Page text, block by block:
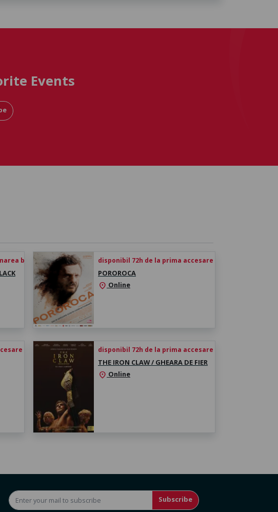
Events
biletului disponibil 72h de la prima accesare
POROROCA
location_on Online
disponibil 72h de la prima accesare
THE IRON CLAW / GHEARA DE FIER
location_on Online
Subscribe